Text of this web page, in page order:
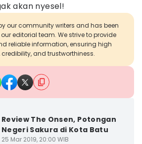
akan nyesel!
our community writers and has been
editorial team. We strive to provide
reliable information, ensuring high
and trustworthiness.
Review The Onsen, Potongan
Negeri Sakura di Kota Batu
25 Mar 2019, 20:00 WIB